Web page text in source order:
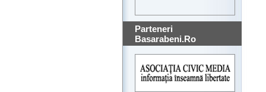
Parteneri
Basarabeni.Ro